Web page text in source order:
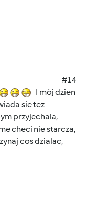
#14
I mòj dzien
sie tez
przyjechala,
checi nie starcza,
cos dzialac,